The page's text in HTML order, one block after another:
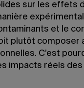
sur les effets
et le
plutôt composer
C’est
impacts réels